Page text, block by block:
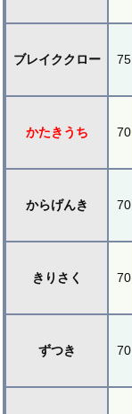
ブレイククロー 75
かたきうち 70
からげんき 70
きりさく 70
ずつき 70